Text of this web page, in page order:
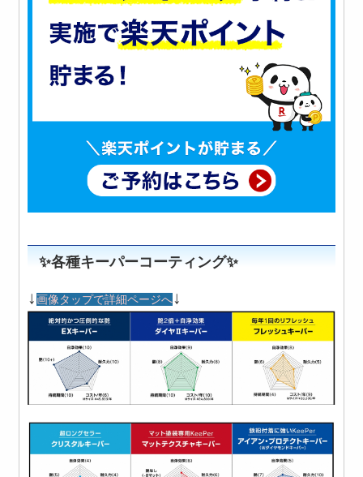
✨各種キーパーコーティング✨
↓画像タップで詳細ページへ↓